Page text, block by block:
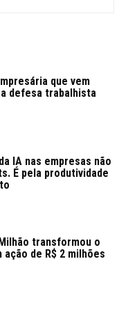
que vem
defesa trabalhista
IA nas empresas não
É pela produtividade
transformou o
ação de R$ 2 milhões